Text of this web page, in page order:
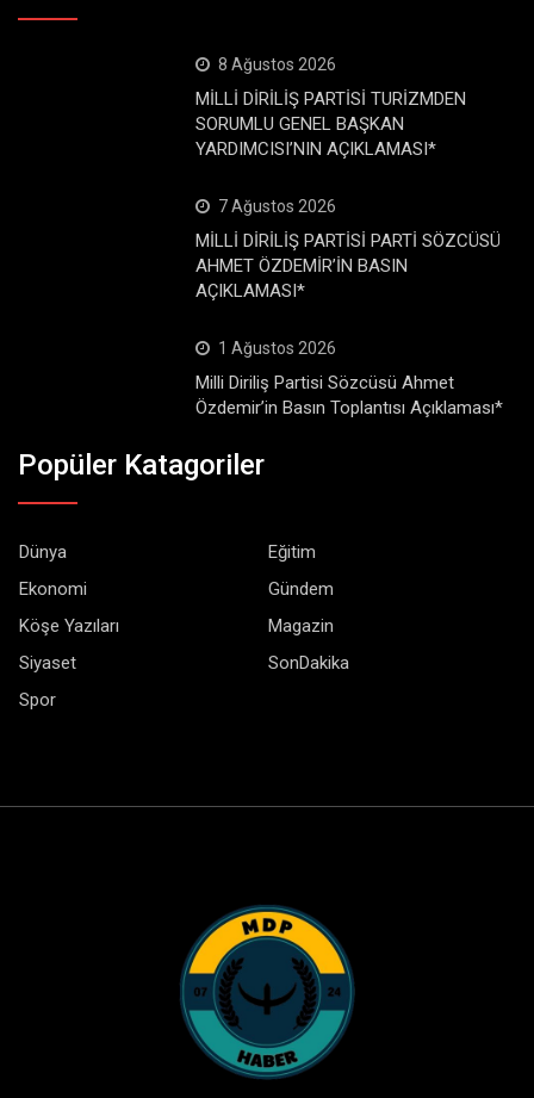
8 Ağustos 2026
MİLLİ DİRİLİŞ PARTİSİ TURİZMDEN
SORUMLU GENEL BAŞKAN
YARDIMCISI’NIN AÇIKLAMASI*
7 Ağustos 2026
MİLLİ DİRİLİŞ PARTİSİ PARTİ SÖZCÜSÜ
AHMET ÖZDEMİR’İN BASIN
AÇIKLAMASI*
1 Ağustos 2026
Milli Diriliş Partisi Sözcüsü Ahmet
Özdemir’in Basın Toplantısı Açıklaması*
Popüler Katagoriler
Dünya
Eğitim
Ekonomi
Gündem
Köşe Yazıları
Magazin
Siyaset
SonDakika
Spor